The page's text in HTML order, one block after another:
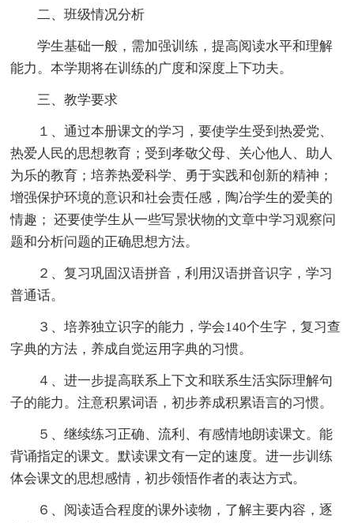
二、班级情况分析
学生基础一般，需加强训练，提高阅读水平和理解
能力。本学期将在训练的广度和深度上下功夫。
三、教学要求
１、通过本册课文的学习，要使学生受到热爱党、
热爱人民的思想教育；受到孝敬父母、关心他人、助人
为乐的教育；培养热爱科学、勇于实践和创新的精神；
增强保护环境的意识和社会责任感，陶冶学生的爱美的
情趣； 还要使学生从一些写景状物的文章中学习观察问
题和分析问题的正确思想方法。
２、复习巩固汉语拼音，利用汉语拼音识字，学习
普通话。
３、培养独立识字的能力，学会140个生字，复习查
字典的方法，养成自觉运用字典的习惯。
４、进一步提高联系上下文和联系生活实际理解句
子的能力。注意积累词语，初步养成积累语言的习惯。
５、继续练习正确、流利、有感情地朗读课文。能
背诵指定的课文。默读课文有一定的速度。进一步训练
体会课文的思想感情，初步领悟作者的表达方式。
６、阅读适合程度的课外读物，了解主要内容，逐